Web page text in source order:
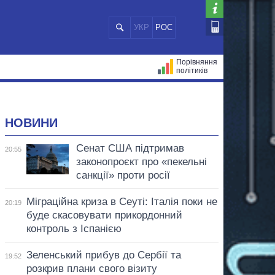
УКР РОС
Порівняння
політиків
НОВИНИ
20:55
Сенат США підтримав
законопроєкт про «пекельні
санкції» проти росії
20:19
Міграційна криза в Сеуті: Італія поки не
буде скасовувати прикордонний
контроль з Іспанією
19:52
Зеленський прибув до Сербії та
розкрив плани свого візиту